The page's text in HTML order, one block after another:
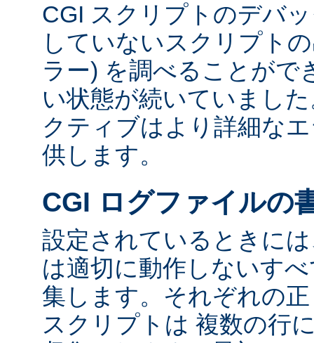
CGI スクリプトのデバ
していないスクリプト
ラー) を調べることがで
い状態が続いていまし
クティブはより詳細な
供します。
CGI ログファイルの
設定されているときに
は適切に動作しないす
集します。それぞれの
スクリプトは 複数の行